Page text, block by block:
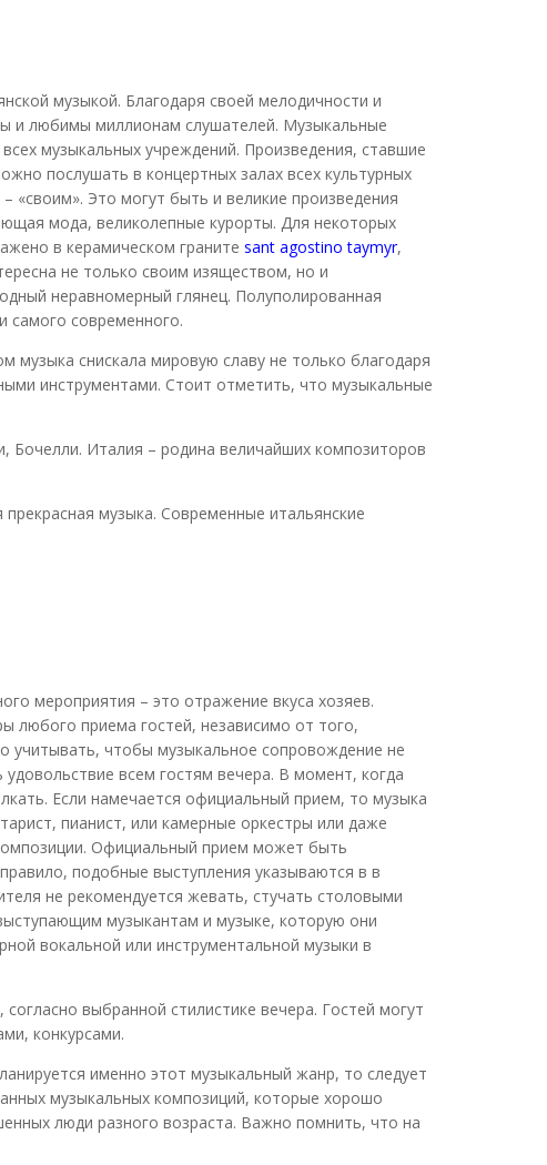
музыкой. Благодаря своей мелодичности и
и любимы миллионам слушателей. Музыкальные
музыкальных учреждений. Произведения, ставшие
послушать в концертных залах всех культурных
«своим». Это могут быть и великие произведения
мода, великолепные курорты. Для некоторых
в керамическом граните sant agostino taymyr,
не только своим изяществом, но и
неравномерный глянец. Полуполированная
самого современного.
музыка снискала мировую славу не только благодаря
инструментами. Стоит отметить, что музыкальные
Бочелли. Италия – родина величайших композиторов
музыка. Современные итальянские
мероприятия – это отражение вкуса хозяев.
любого приема гостей, независимо от того,
чтобы музыкальное сопровождение не
всем гостям вечера. В момент, когда
Если намечается официальный прием, то музыка
пианист, или камерные оркестры или даже
Официальный прием может быть
подобные выступления указываются в в
не рекомендуется жевать, стучать столовыми
музыкантам и музыке, которую они
вокальной или инструментальной музыки в
выбранной стилистике вечера. Гостей могут
конкурсами.
именно этот музыкальный жанр, то следует
музыкальных композиций, которые хорошо
люди разного возраста. Важно помнить, что на